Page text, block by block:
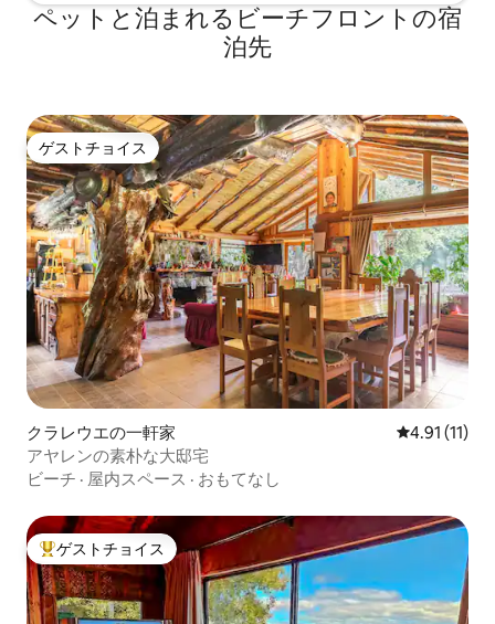
ペットと泊まれるビーチフロントの宿
泊先
ゲストチョイス
ゲストチョイス
クラレウエの一軒家 レビュー11
4.91 (11)
アヤレンの素朴な大邸宅
ビーチ · 屋内スペース · おもてなし
大好評のゲストチョイスです。
ゲストチョイス